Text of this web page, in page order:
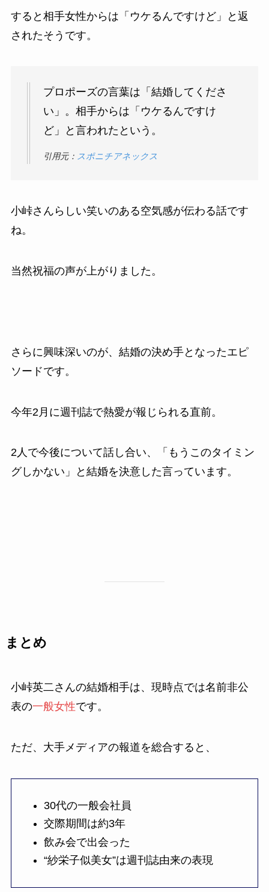
すると相手女性からは「ウケるんですけど」と返
されたそうです。
プロポーズの言葉は「結婚してくださ
い」。相手からは「ウケるんですけ
ど」と言われたという。
引用元： スポニチアネックス
小峠さんらしい笑いのある空気感が伝わる話です
ね。
当然祝福の声が上がりました。
さらに興味深いのが、結婚の決め手となったエピ
ソードです。
今年2月に週刊誌で熱愛が報じられる直前。
2人で今後について話し合い、「もうこのタイミン
グしかない」と結婚を決意した言っています。
まとめ
小峠英二さんの結婚相手は、現時点では名前非公
表の一般女性です。
ただ、大手メディアの報道を総合すると、
30代の一般会社員
交際期間は約3年
飲み会で出会った
“紗栄子似美女”は週刊誌由来の表現